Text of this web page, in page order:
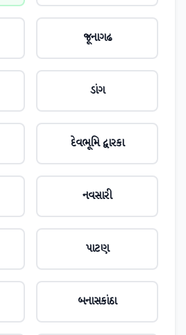
જૂનાગઢ
ડાંગ
દેવભૂમિ દ્વારકા
નવસારી
પાટણ
બનાસકાંઠા